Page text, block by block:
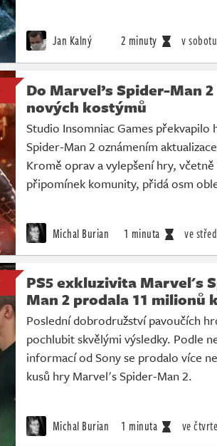
Jan Kalný 2 minuty v sobotu
Do Marvel’s Spider-Man
nových kostýmů
Studio Insomniac Games překvapilo
Spider-Man 2 oznámením
Kromě oprav a vylepšení hry,
připomínek komunity, přidá osm
Michal Burian 1 minuta ve
PS5 exkluzivita Marvel's
Man 2 prodala 11 milionů
Poslední dobrodružství pavoučích
pochlubit skvělými výsledky. Podle
informací od Sony se prodalo více
kusů hry Marvel's Spider-Man 2.
Michal Burian 1 minuta ve